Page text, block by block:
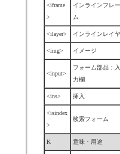
<iframe
>
インラインフレー
ム
<ilayer> インラインレイヤ
<img> イメージ
<input>
フォーム部品：入
力欄
<ins> 挿入
<isindex
>
検索フォーム
K 意味・用途